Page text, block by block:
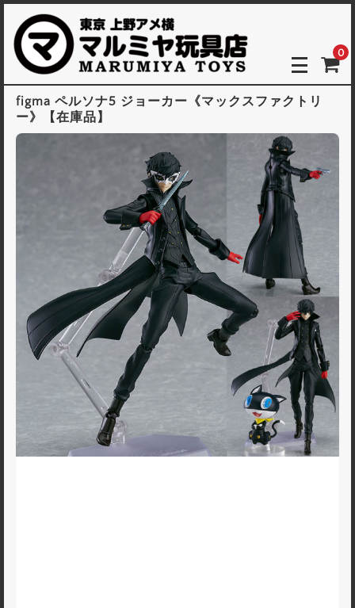
0
figma ペルソナ5 ジョーカー《マックスファクトリ
ー》【在庫品】